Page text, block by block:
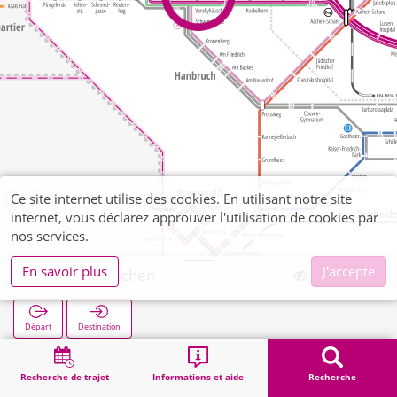
Recherche de trajet Informations et aide Recherche
Venskyhäuschen
Départ Destination
Démarrage Recherche
Ce site internet utilise des cookies. En utilisant notre site
internet, vous déclarez approuver l'utilisation de cookies par
nos services.
En savoir plus
J'accepte